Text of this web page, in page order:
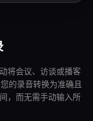
将会议、访谈或播客
的录音转换为准确且
，而无需手动输入所